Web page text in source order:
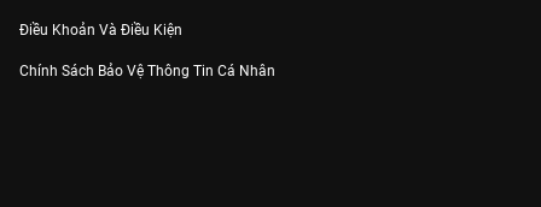
Điều Khoản Và Điều Kiện
Chính Sách Bảo Vệ Thông Tin Cá Nhân